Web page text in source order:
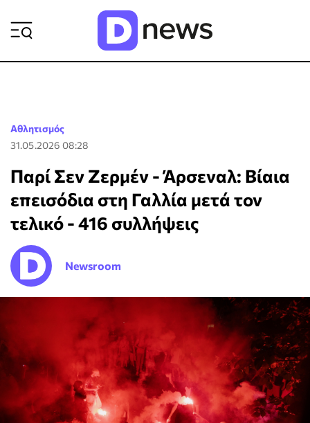
Αθλητισμός
31.05.2026 08:28
Παρί Σεν Ζερμέν - Άρσεναλ: Βίαια
επεισόδια στη Γαλλία μετά τον
τελικό - 416 συλλήψεις
Newsroom